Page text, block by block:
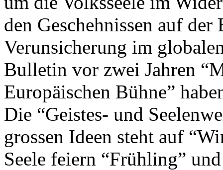
den Geschehnissen auf
Verunsicherung im
Bulletin vor zwei Jahren
Europäischen Bühne”
Die “Geistes- und
grossen Ideen steht auf
Seele feiern “Frühling”